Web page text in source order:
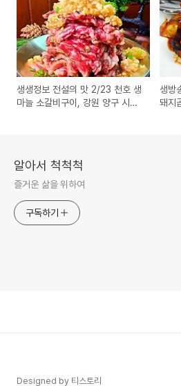
생생정보 전설의 맛 2/23 천호 생
마늘 소갈비구이, 강원 양구 시래
생방
돼지
알아서 척척척
즐거운 삶을 위하여
구독하기
Designed by 티스토리